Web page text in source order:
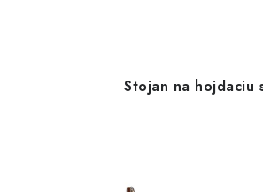
Stojan na hojdaciu